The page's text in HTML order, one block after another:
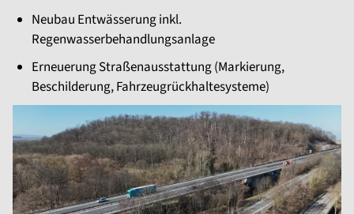
Neubau Entwässerung inkl.
Regenwasserbehandlungsanlage
Erneuerung Straßenausstattung (Markierung,
Beschilderung, Fahrzeugrückhaltesysteme)